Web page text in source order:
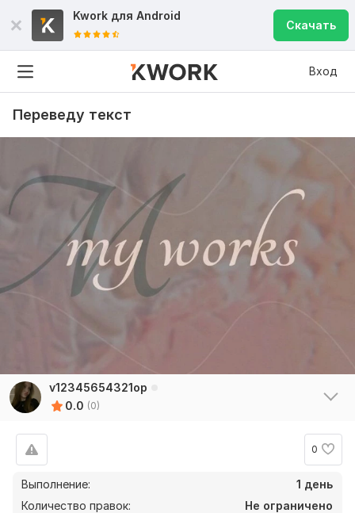
Kwork для Android
Скачать
Вход
Переведу текст
v12345654321op
0.0 (0)
0
Выполнение:
1 день
Количество правок:
Не ограничено